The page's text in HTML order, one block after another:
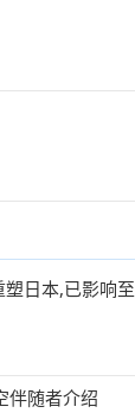
日本,已影响至
伴随者介绍